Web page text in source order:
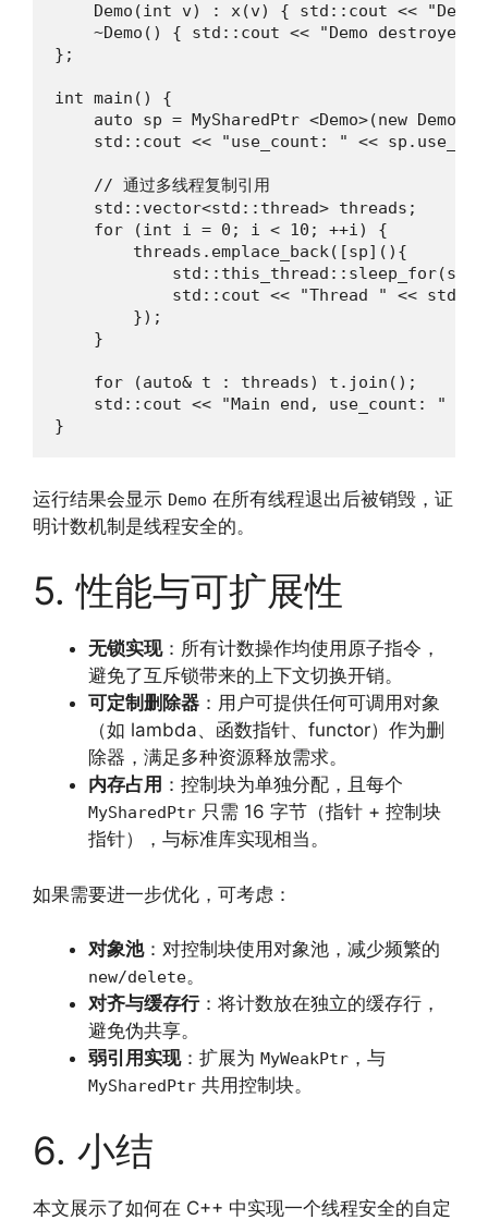
Demo(int v) : x(v) { std::cout << "Demo
~Demo() { std::cout << "Demo
};
int main() {
auto sp = MySharedPtr <Demo>(new
std::cout << "use_count: " <<
    // 通过多线程复制引用
    std::vector<std::thread> threads;
    for (int i = 0; i < 10; ++i) {
        threads.emplace_back([sp](){
std::cout << "Thread " <<
        });
    }
    for (auto& t : threads) t.join();
std::cout << "Main end, use_count: " <<
}
运行结果会显示 Demo 在所有线程退出后被销毁，证
明计数机制是线程安全的。
5. 性能与可扩展性
无锁实现：所有计数操作均使用原子指令，
避免了互斥锁带来的上下文切换开销。
可定制删除器 ：用户可提供任何可调用对象
（如 lambda、函数指针、functor）作为删
除器，满足多种资源释放需求。
内存占用 ：控制块为单独分配，且每个
MySharedPtr 只需 16 字节（指针 + 控制块
指针），与标准库实现相当。
如果需要进一步优化，可考虑：
对象池：对控制块使用对象池，减少频繁的
new/delete。
对齐与缓存行：将计数放在独立的缓存行，
避免伪共享。
弱引用实现：扩展为 MyWeakPtr ，与
MySharedPtr 共用控制块。
6. 小结
本文展示了如何在 C++ 中实现一个线程安全的自定